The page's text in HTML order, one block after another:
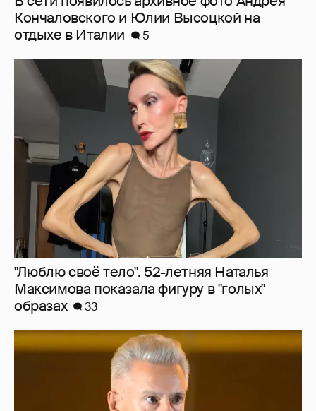
"Люблю своё тело". 52-летняя Наталья
Максимова показала фигуру в "голых"
"Сломанные судьбы". Олег Меньшиков
призвал закрыть неэффективные
театральные вузы в России